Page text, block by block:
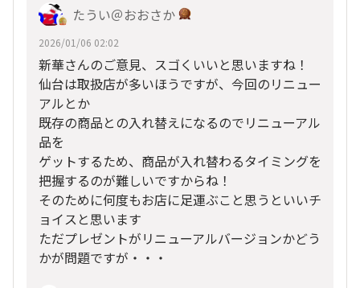
たうい＠おおさか
2026/01/06 02:02
新華さんのご意見、スゴくいいと思いますね！
仙台は取扱店が多いほうですが、今回のリニュー
アルとか
既存の商品との入れ替えになるのでリニューアル
品を
ゲットするため、商品が入れ替わるタイミングを
把握するのが難しいですからね！
そのために何度もお店に足運ぶこと思うといいチ
ョイスと思います
ただプレゼントがリニューアルバージョンかどう
かが問題ですが・・・